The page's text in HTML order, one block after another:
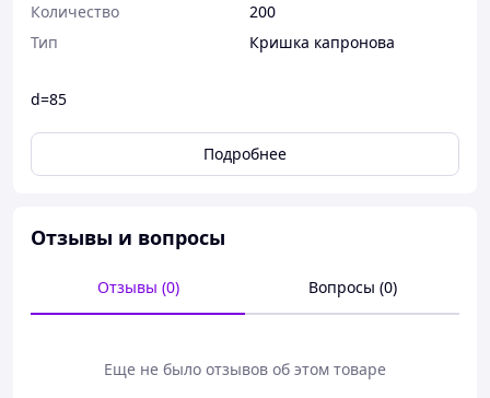
Количество
200
Тип
Кришка капронова
d=85
Подробнее
Отзывы и вопросы
Отзывы (0) Вопросы (0)
Еще не было отзывов об этом товаре